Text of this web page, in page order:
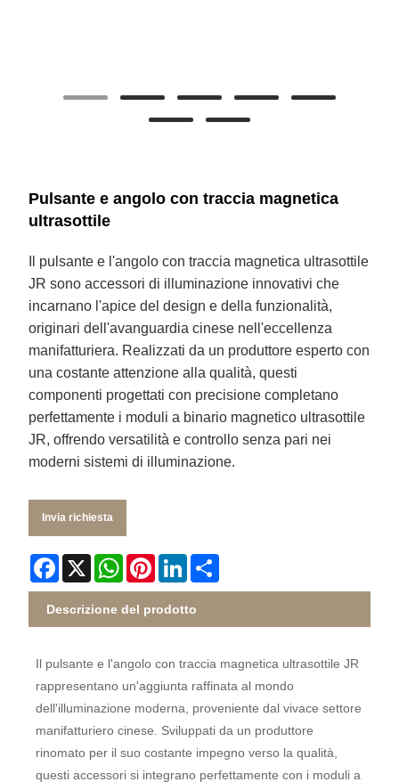
Pulsante e angolo con traccia magnetica
ultrasottile
Il pulsante e l'angolo con traccia magnetica ultrasottile
JR sono accessori di illuminazione innovativi che
incarnano l'apice del design e della funzionalità,
originari dell'avanguardia cinese nell'eccellenza
manifatturiera. Realizzati da un produttore esperto con
una costante attenzione alla qualità, questi
componenti progettati con precisione completano
perfettamente i moduli a binario magnetico ultrasottile
JR, offrendo versatilità e controllo senza pari nei
moderni sistemi di illuminazione.
Invia richiesta
Facebook
X WhatsApp
PinterestLinkedIn
Descrizione del prodotto
Il pulsante e l'angolo con traccia magnetica ultrasottile JR
rappresentano un'aggiunta raffinata al mondo
dell'illuminazione moderna, proveniente dal vivace settore
manifatturiero cinese. Sviluppati da un produttore
rinomato per il suo costante impegno verso la qualità,
questi accessori si integrano perfettamente con i moduli a